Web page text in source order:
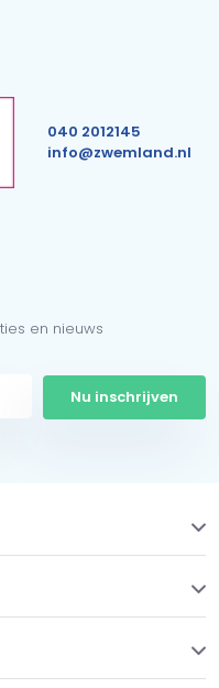
040 2012145
info@zwemland.nl
en nieuws
Nu inschrijven